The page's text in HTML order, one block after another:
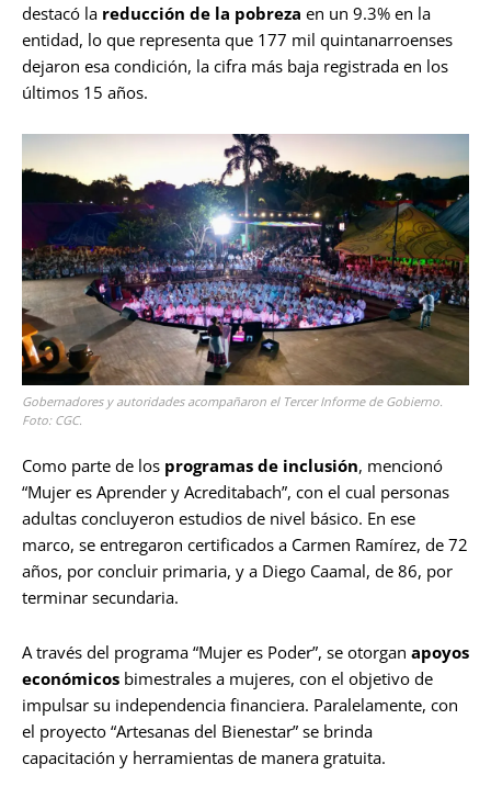
destacó la reducción de la pobreza en un 9.3% en la
entidad, lo que representa que 177 mil quintanarroenses
dejaron esa condición, la cifra más baja registrada en los
últimos 15 años.
Gobernadores y autoridades acompañaron el Tercer Informe de Gobierno.
Foto: CGC.
Como parte de los programas de inclusión, mencionó
“Mujer es Aprender y Acreditabach”, con el cual personas
adultas concluyeron estudios de nivel básico. En ese
marco, se entregaron certificados a Carmen Ramírez, de 72
años, por concluir primaria, y a Diego Caamal, de 86, por
terminar secundaria.
A través del programa “Mujer es Poder”, se otorgan apoyos
económicos bimestrales a mujeres, con el objetivo de
impulsar su independencia financiera. Paralelamente, con
el proyecto “Artesanas del Bienestar” se brinda
capacitación y herramientas de manera gratuita.